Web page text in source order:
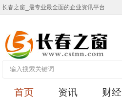
长春之窗_最专业最全面的企业资讯平台
首页 资讯 财经